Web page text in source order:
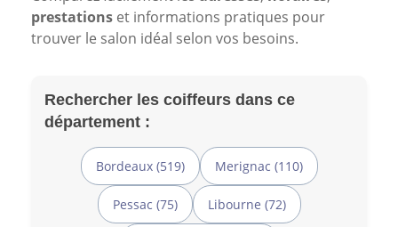
prestations et informations pratiques pour
trouver le salon idéal selon vos besoins.
Rechercher les coiffeurs dans ce
département :
Bordeaux (519) Merignac (110)
Pessac (75) Libourne (72)